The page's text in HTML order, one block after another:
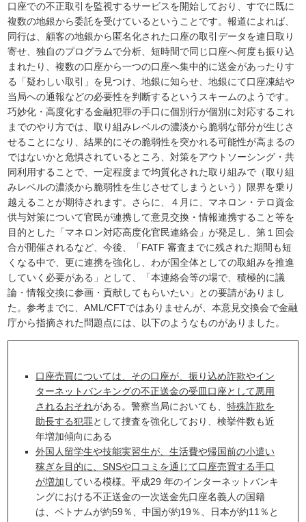
口座での不正取引を監視するサービスを開始しており、すでに既に
複数の地銀から委託を受けているということです。報道によれば、
同行は、顧客の地銀から匿名化された口座の取引データを連日取り
寄せ、独自のプログラムで分析、短時間で同じ口座へ何度も振り込
まれたり、複数の口座から一つの口座へ集中的に送金があったりす
る「疑わしい取引」を見つけ、地銀に知らせ、地銀にて口座凍結や
当局への通報などの必要性を判断するというスキームのようです。
巧妙化・高度化する金融犯罪の手口に個別行が個別に対応するこれ
までのやり方では、取り組みレベルの濃淡から脆弱な部分が生じさ
せることになり、結果的にその脆弱性を突かれる可能性が高まるの
ではないかと危惧されているところ、対策をアウトソーシング・共
同利用することで、一定程度まで均質化された取り組みで（取り組
みレベルの濃淡から脆弱性を生じさせてしまうという）限界を乗り
越えることが期待されます。さらに、４月に、マネロン・テロ資金
供与対策について官民が連携して意見交換・情報連携すること等を
目的とした「マネロン対応高度化官民連絡会」が発足し、第１回会
合が開催されるなど、今後、「FATF 審査までに残された期間も短
くなる中で、更に連携を強化し、わが国全体としての取組みを推進
していく必要がある」として、「本連絡会等の場で、積極的に議
論・情報交換に参画・貢献してもらいたい」との要請がありまし
た。参考までに、AML/CFTではありませんが、本意見交換会で金融
庁から指摘された問題点には、以下のようなものがありました。
口座売買については、その口座が、振り込め詐欺やイン
ターネットバンキングの不正送金の受皿口座として悪用
されるおそれがある。警察当局においても、特殊詐欺を
助長する犯罪として捜査を強化しており、検挙件数も近
年増加傾向にある
外国人留学生や技能実習生が、生活費や帰国前の小遣い
稼ぎを目的に、SNSや口コミを通じて口座売買する手口
が増加 している模様。平成29 年のインターネットバンキ
ングにおける不正送金の一次送金先口座名義人の国籍
は、ベトナムが約59％、中国が約19％、日本が約11％と